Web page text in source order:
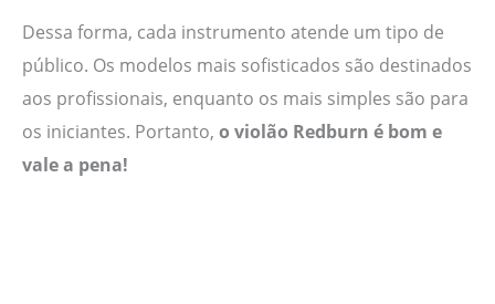
Dessa forma, cada instrumento atende um tipo de
público. Os modelos mais sofisticados são destinados
aos profissionais, enquanto os mais simples são para
os iniciantes. Portanto, o violão Redburn é bom e
vale a pena!